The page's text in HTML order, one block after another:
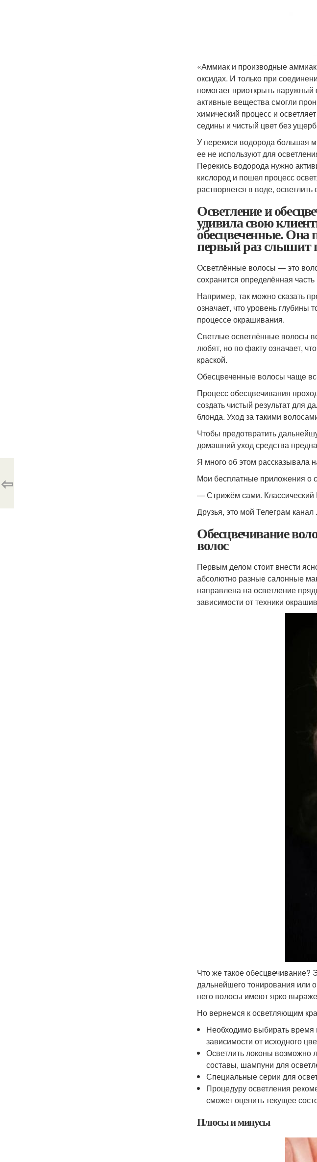
«Аммиак и производные
оксидах. И только при
помогает приоткрыть наружный
активные вещества смогли
химический процесс и
седины и чистый цвет без
У перекиси водорода большая
ее не используют для
Перекись водорода нужно
кислород и пошел процесс
растворяется в воде,
Осветление и
удивила свою
обесцвеченные. Она
первый раз слышит
Осветлённые волосы — это
сохранится определённая
Например, так можно сказать
означает, что уровень глубины
процессе окрашивания.
Светлые осветлённые волосы
любят, но по факту означает,
краской.
Обесцвеченные волосы чаще
Процесс обесцвечивания
создать чистый результат для
блонда. Уход за такими
Чтобы предотвратить
домашний уход средства
Я много об этом рассказывала
Мои бесплатные приложения о
— Стрижём сами. Классический
Друзья, это мой Телеграм
Обесцвечивание
волос
Первым делом стоит внести
абсолютно разные салонные
направлена на осветление
зависимости от техники
Что же такое обесцвечивание?
дальнейшего тонирования или
него волосы имеют ярко
Но вернемся к осветляющим
Необходимо выбирать время
зависимости от исходного
Осветлить локоны возможно
составы, шампуни для
Специальные серии для
Процедуру осветления
сможет оценить текущее
Плюсы и минусы
⇦